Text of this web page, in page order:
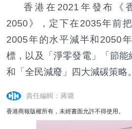
香港在2021年發布《
2050》，定下在2035年前
2005年的水平減半和2050
標，以及「淨零發電」「節能
和「全民減廢」四大減碳策略
責任編輯：蔣璐
香港商報版權所有，未經書面允許不得使用。